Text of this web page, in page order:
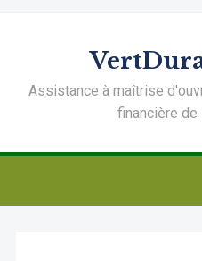
Assistance à maîtrise
financière de